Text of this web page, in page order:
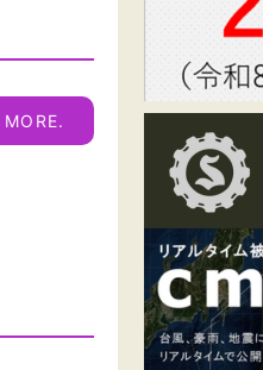
MORE.